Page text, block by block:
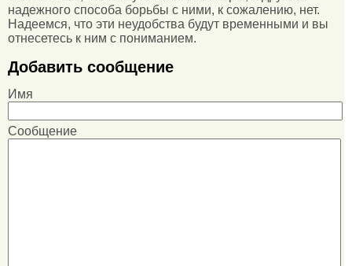
надежного способа борьбы с ними, к сожалению, нет.
Надеемся, что эти неудобства будут временными и вы
отнесетесь к ним с пониманием.
Добавить сообщение
Имя
Сообщение